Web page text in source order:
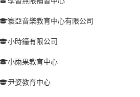
寰亞音樂教育中心有限公司
小時鐘有限公司
小雨果教育中心
尹姿教育中心